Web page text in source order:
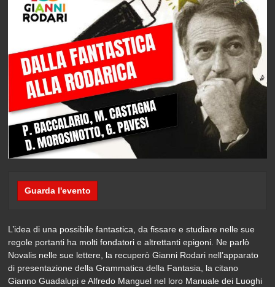
Guarda l'evento
L’idea di una possibile fantastica, da fissare e studiare nelle sue
regole portanti ha molti fondatori e altrettanti epigoni. Ne parlò
Novalis nelle sue lettere, la recuperò Gianni Rodari nell’apparato
di presentazione della Grammatica della Fantasia, la citano
Gianno Guadalupi e Alfredo Manguel nel loro Manuale dei Luoghi